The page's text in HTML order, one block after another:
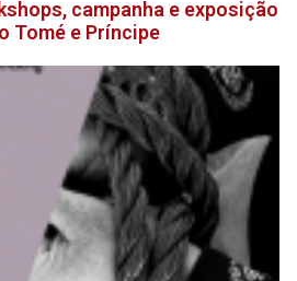
campanha e exposição
Tomé e Príncipe